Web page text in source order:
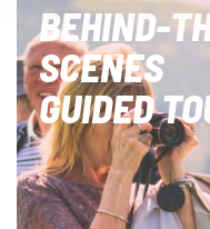
BEHIND-
SCENES
GUIDED